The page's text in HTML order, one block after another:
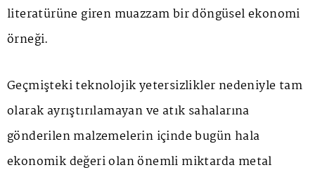
literatürüne giren muazzam bir döngüsel ekonomi
örneği.
Geçmişteki teknolojik yetersizlikler nedeniyle tam
olarak ayrıştırılamayan ve atık sahalarına
gönderilen malzemelerin içinde bugün hala
ekonomik değeri olan önemli miktarda metal